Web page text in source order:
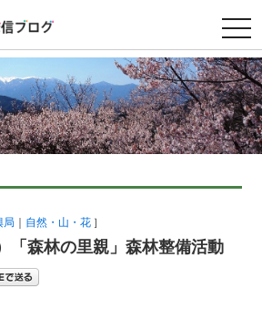
t
o
g
g
l
e
n
a
v
i
t
局 自然・山・花 ］
「森林の里親」森林整備活動